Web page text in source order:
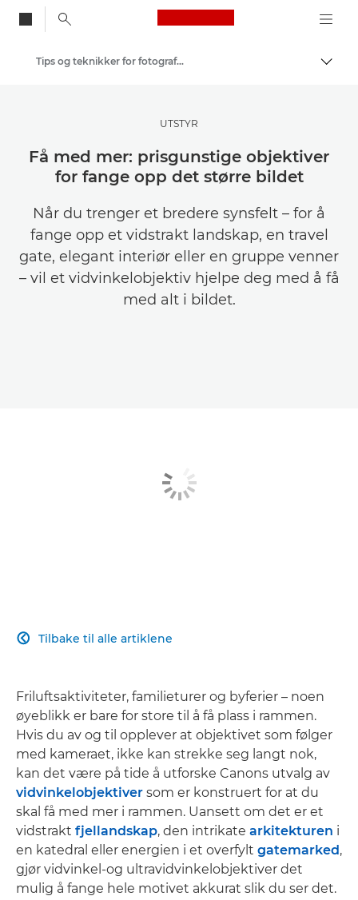
Canon Logo, back
Get Inspired | Tips for fotografering og utskrift og kjøpsveiledninger
Tips og teknikker for fotografering og utskrift
UTSTYR
Få med mer: prisgunstige objektiver
for fange opp det større bildet
Når du trenger et bredere synsfelt – for å
fange opp et vidstrakt landskap, en travel
gate, elegant interiør eller en gruppe venner
– vil et vidvinkelobjektiv hjelpe deg med å få
med alt i bildet.
Tilbake til alle artiklene

Friluftsaktiviteter, familieturer og byferier – noen
øyeblikk er bare for store til å få plass i rammen.
Hvis du av og til opplever at objektivet som følger
med kameraet, ikke kan strekke seg langt nok,
kan det være på tide å utforske Canons utvalg av
vidvinkelobjektiver som er konstruert for at du
skal få med mer i rammen. Uansett om det er et
vidstrakt fjellandskap, den intrikate arkitekturen i
en katedral eller energien i et overfylt gatemarked,
gjør vidvinkel-og ultravidvinkelobjektiver det
mulig å fange hele motivet akkurat slik du ser det.